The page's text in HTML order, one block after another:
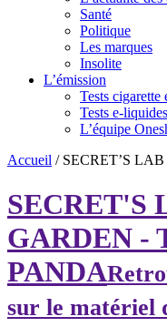
Santé
Politique
Les marques
Insolite
L’émission
Tests cigarette
Tests e-liquides
L’équipe
Accueil / SECRET’S
SECRET'S
GARDEN -
PANDA
sur le matériel